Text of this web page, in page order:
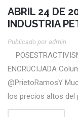
ABRIL 24 DE
INDUSTRIA
Publicado por Admin
ENCRUCIJADA
@PrietoRamosY
los precios altos del